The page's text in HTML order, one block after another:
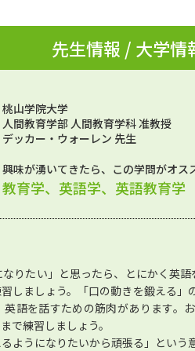
先生情報 / 大学情
桃山学院大学
人間教育学部 人間教育学科 准教授
デッカー・ウォーレン 先生
興味が湧いてきたら、この学問がオス
教育学、英語学、英語教育学
なりたい」と思ったら、とにかく英
しましょう。「口の動きを鍛える」
語を話すための筋肉があります。
で練習しましょう。
るようになりたいから頑張る」とい